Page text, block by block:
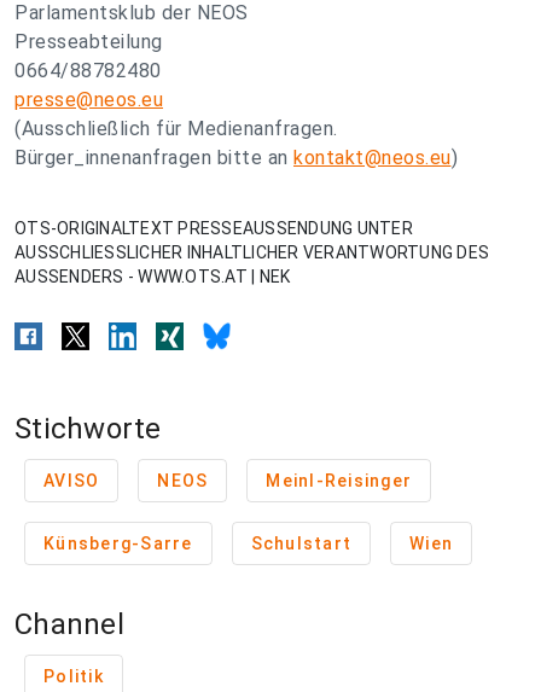
Parlamentsklub der NEOS
Presseabteilung
0664/88782480
presse@neos.eu
(Ausschließlich für Medienanfragen.
Bürger_innenanfragen bitte an kontakt@neos.eu)
OTS-ORIGINALTEXT PRESSEAUSSENDUNG UNTER
AUSSCHLIESSLICHER INHALTLICHER VERANTWORTUNG DES
AUSSENDERS - WWW.OTS.AT | NEK
Stichworte
AVISO NEOS Meinl-Reisinger
Künsberg-Sarre Schulstart Wien
Channel
Politik